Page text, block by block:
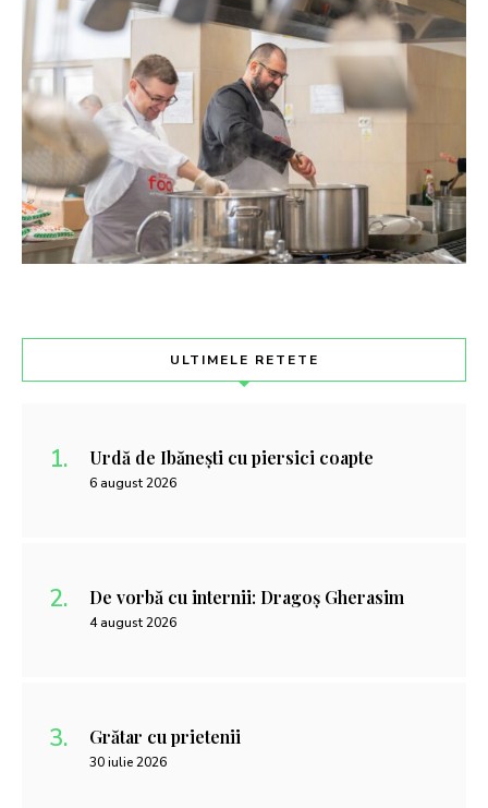
ULTIMELE RETETE
Urdă de Ibănești cu piersici coapte
6 august 2026
De vorbă cu internii: Dragoș Gherasim
4 august 2026
Grătar cu prietenii
30 iulie 2026